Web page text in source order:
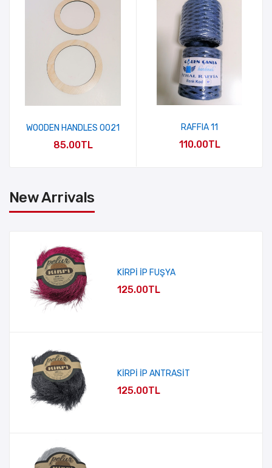
WOODEN HANDLES 0021
85.00TL
RAFFIA 11
110.00TL
New Arrivals
KİRPİ İP FUŞYA
125.00TL
KİRPİ İP ANTRASİT
125.00TL